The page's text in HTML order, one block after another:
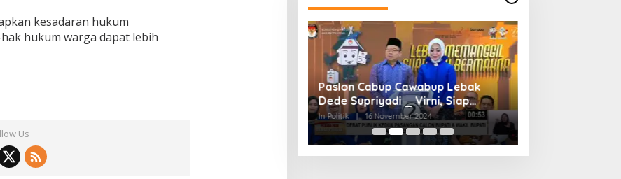
kesadaran hukum
hukum warga dapat lebih
Us
Paslon Cabup Cawabup Lebak
Dede Supriyadi _ Virni, Siap
Realisasikan Program
In Politik 16 November 2024